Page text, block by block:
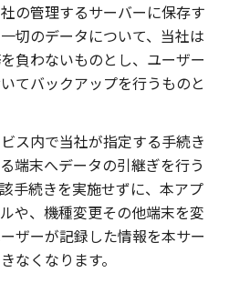
の管理するサーバーに保存す
切のデータについて、当社は
負わないものとし、ユーザー
てバックアップを行うものと
ス内で当社が指定する手続き
端末へデータの引継ぎを行う
手続きを実施せずに、本アプ
や、機種変更その他端末を変
ザーが記録した情報を本サー
なくなります。